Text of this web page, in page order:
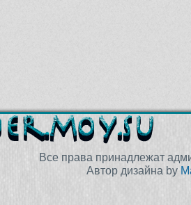
Все права принадлежат
Автор дизайна by